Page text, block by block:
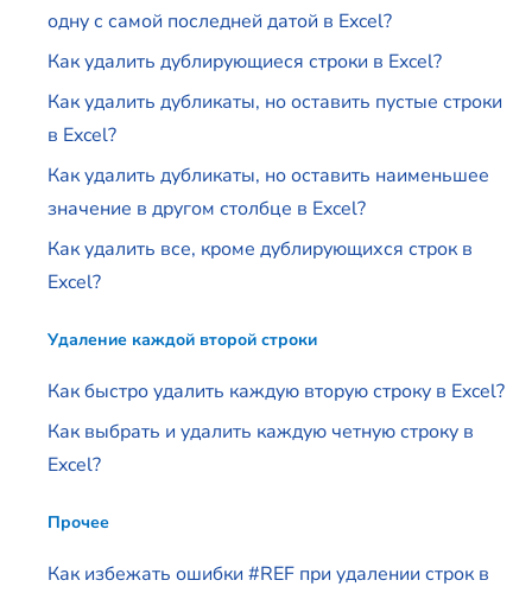
одну с самой последней датой в Excel?
Как удалить дублирующиеся строки в Excel?
Как удалить дубликаты, но оставить пустые строки
в Excel?
Как удалить дубликаты, но оставить наименьшее
значение в другом столбце в Excel?
Как удалить все, кроме дублирующихся строк в
Excel?
Удаление каждой второй строки
Как быстро удалить каждую вторую строку в Excel?
Как выбрать и удалить каждую четную строку в
Excel?
Прочее
Как избежать ошибки #REF при удалении строк в